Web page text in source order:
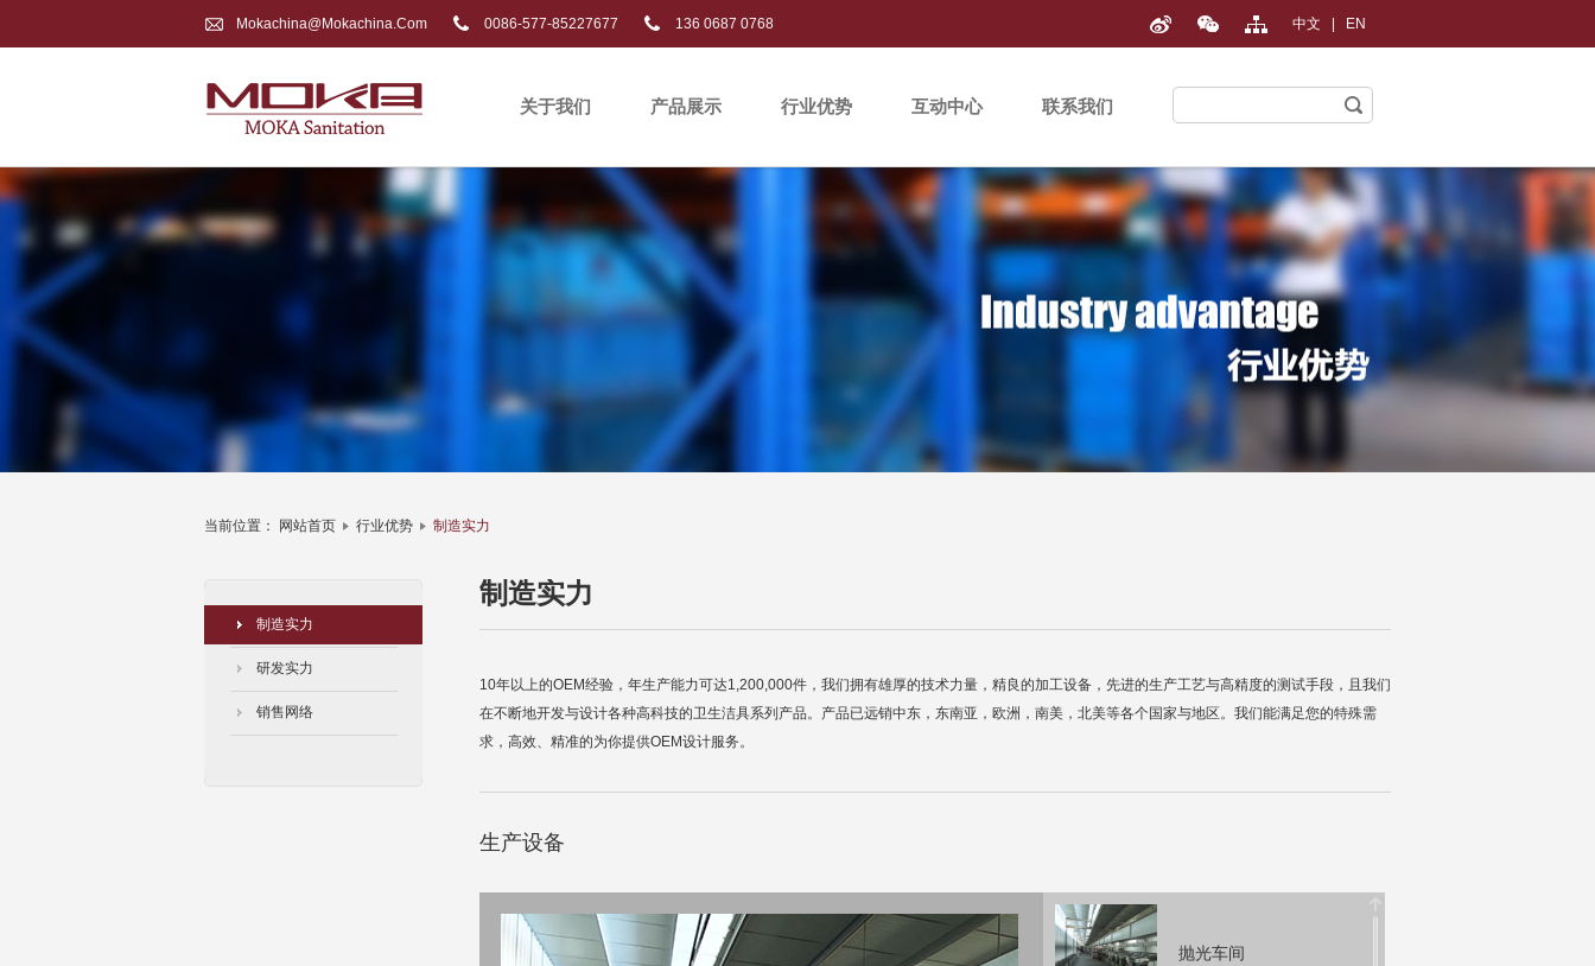
Mokachina@mokachina.com 0086-577-85227677 136 0687 0768 中文 EN
关于我们 产品展示 行业优势 互动中心 联系我们
当前位置： 网站首页 行业优势 制造实力
制造实力
研发实力
销售网络
制造实力
10年以上的OEM经验，年生产能力可达1,200,000件，我们拥有雄厚的技术力量，精良的加工设备，先进的生产工艺与高精度的测试手段，且我们
在不断地开发与设计各种高科技的卫生洁具系列产品。产品已远销中东，东南亚，欧洲，南美，北美等各个国家与地区。我们能满足您的特殊需
求，高效、精准的为你提供OEM设计服务。
生产设备
抛光车间